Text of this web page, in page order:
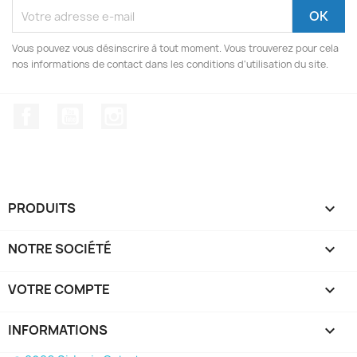
Vous pouvez vous désinscrire à tout moment. Vous trouverez pour cela
nos informations de contact dans les conditions d'utilisation du site.
PRODUITS 
NOTRE SOCIÉTÉ 
VOTRE COMPTE 
INFORMATIONS keyboard_arrow_down